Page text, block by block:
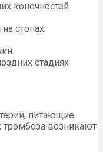
конечностей.
стопах.
стадиях
питающие
тромбоза возникают